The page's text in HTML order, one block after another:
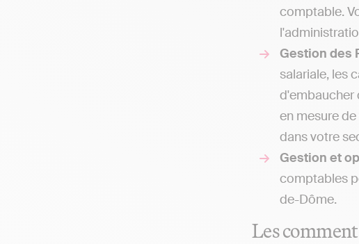
comptable.
Gestion des
salariale, les
d'embaucher
en mesure
dans votre
Gestion et
comptables
de-Dôme.
Les